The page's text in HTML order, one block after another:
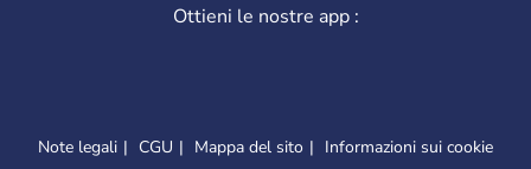
Ottieni le nostre app :
Note legali CGU Mappa del sito Informazioni sui cookie